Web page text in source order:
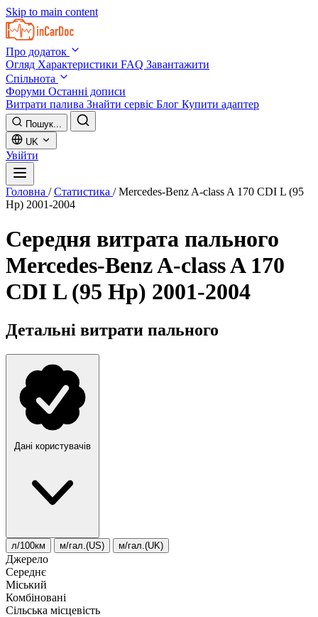
Skip to main content
Про додаток
Огляд Характеристики FAQ Завантажити
Спільнота
Форуми Останні дописи
Витрати палива Знайти сервіс Блог Купити адаптер
Пошук...
UK
Увійти
Головна / Статистика / Mercedes-Benz A-class A 170 CDI L (95
Hp) 2001-2004
Середня витрата пального
Mercedes-Benz A-class A 170
CDI L (95 Hp) 2001-2004
Детальні витрати пального
Дані користувачів
л/100км м/гал.(US) м/гал.(UK)
Джерело
Середнє
Міський
Комбіновані
Сільська місцевість